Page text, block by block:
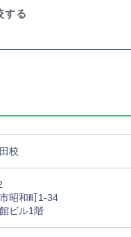
する
校
昭和町1-34
ビル1階